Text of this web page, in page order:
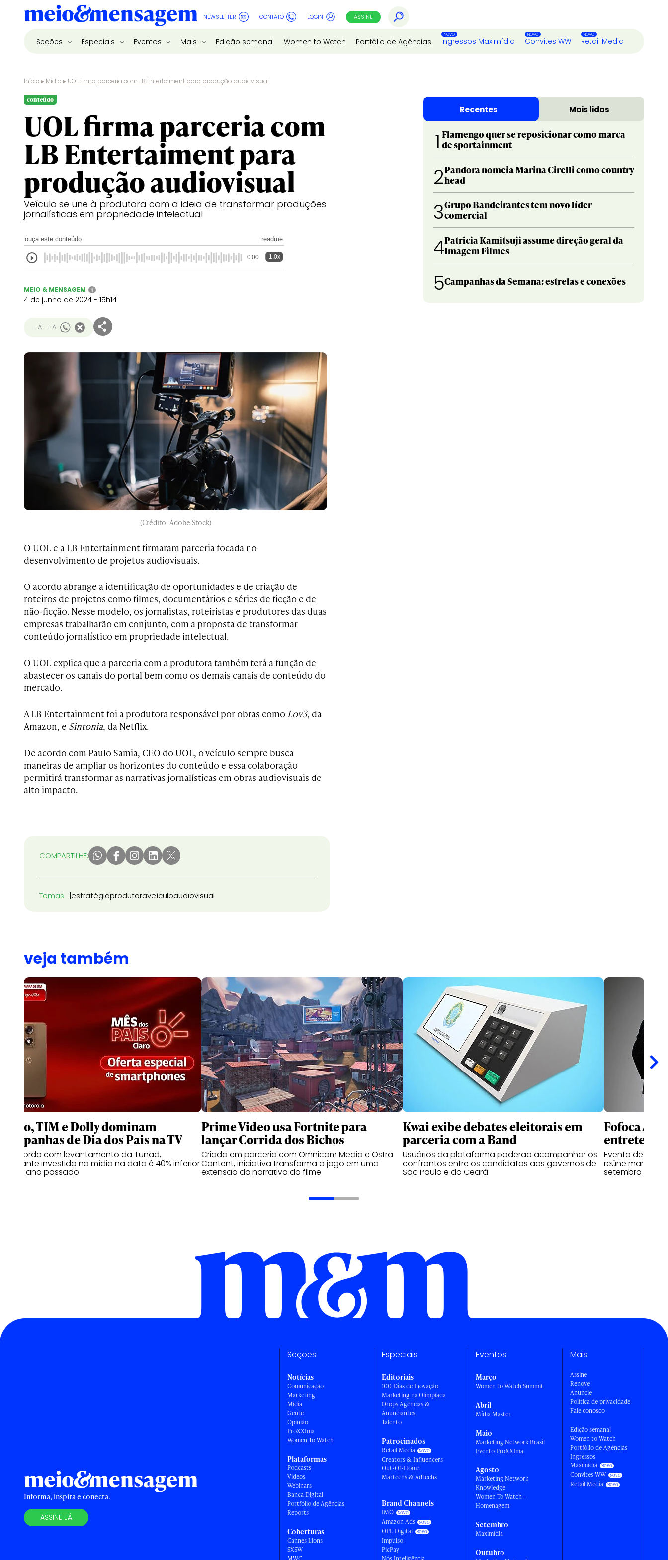
NEWSLETTER CONTATO LOGIN ASSINE
Seções Especiais Eventos Mais Edição semanal Women to Watch Portfólio de Agências Ingressos Maximídia Convites WW Retail Media
Início ▸ Mídia ▸ UOL firma parceria com LB Entertaiment para produção audiovisual
conteúdo
UOL firma parceria com
LB Entertaiment para
produção audiovisual
Veículo se une à produtora com a ideia de transformar produções
jornalísticas em propriedade intelectual
ouça este conteúdo readme
0:00 1.0x
MEIO & MENSAGEM i
4 de junho de 2024 - 15h14
- A + A
(Crédito: Adobe Stock)
O UOL e a LB Entertainment firmaram parceria focada no
desenvolvimento de projetos audiovisuais.
O acordo abrange a identificação de oportunidades e de criação de
roteiros de projetos como filmes, documentários e séries de ficção e de
não-ficção. Nesse modelo, os jornalistas, roteiristas e produtores das duas
empresas trabalharão em conjunto, com a proposta de transformar
conteúdo jornalístico em propriedade intelectual.
O UOL explica que a parceria com a produtora também terá a função de
abastecer os canais do portal bem como os demais canais de conteúdo do
mercado.
A LB Entertainment foi a produtora responsável por obras como Lov3, da
Amazon, e Sintonia, da Netflix.
De acordo com Paulo Samia, CEO do UOL, o veículo sempre busca
maneiras de ampliar os horizontes do conteúdo e essa colaboração
permitirá transformar as narrativas jornalísticas em obras audiovisuais de
alto impacto.
COMPARTILHE:
Temas estratégiaprodutoraveículoaudiovisual
Recentes Mais lidas
1 Flamengo quer se reposicionar como marca
de sportainment
2Pandora nomeia Marina Cirelli como country
head
3Grupo Bandeirantes tem novo líder
comercial
4Patricia Kamitsuji assume direção geral da
Imagem Filmes
5Campanhas da Semana: estrelas e conexões
veja também
Claro, TIM e Dolly dominam
campanhas de Dia dos Pais na TV
De acordo com levantamento da Tunad,
montante investido na mídia na data é 40% inferior
ao do ano passado
Prime Video usa Fortnite para
lançar Corrida dos Bichos
Criada em parceria com Omnicom Media e Ostra
Content, iniciativa transforma o jogo em uma
extensão da narrativa do filme
Kwai exibe debates eleitorais em
parceria com a Band
Usuários da plataforma poderão acompanhar os
confrontos entre os candidatos aos governos de
São Paulo e do Ceará
Fofoca
Evento
reúne marcas,
setembro
Informa, inspira e conecta.
ASSINE JÁ
Seções
Notícias
Comunicação
Marketing
Mídia
Gente
Opinião
ProXXIma
Women To Watch
Plataformas
Podcasts
Vídeos
Webinars
Banca Digital
Portfólio de Agências
Reports
Coberturas
Cannes Lions
SXSW
Especiais
Editoriais
100 Dias de Inovação
Marketing na Olimpíada
Drops Agências &
Anunciantes
Talento
Patrocinados
Retail Media
Creators & Influencers
Out-Of-Home
Martechs & Adtechs
Brand Channels
IMO
Amazon Ads
OPL Digital
Impulso
PicPay
Eventos
Março
Women to Watch Summit
Abril
Mídia Master
Maio
Marketing Network Brasil
Evento ProXXIma
Agosto
Marketing Network
Knowledge
Women To Watch -
Homenagem
Setembro
Maximídia
Outubro
Mais
Assine
Renove
Anuncie
Política de privacidade
Fale conosco
Edição semanal
Women to Watch
Portfólio de Agências
Ingressos
Maximídia
Convites WW
Retail Media